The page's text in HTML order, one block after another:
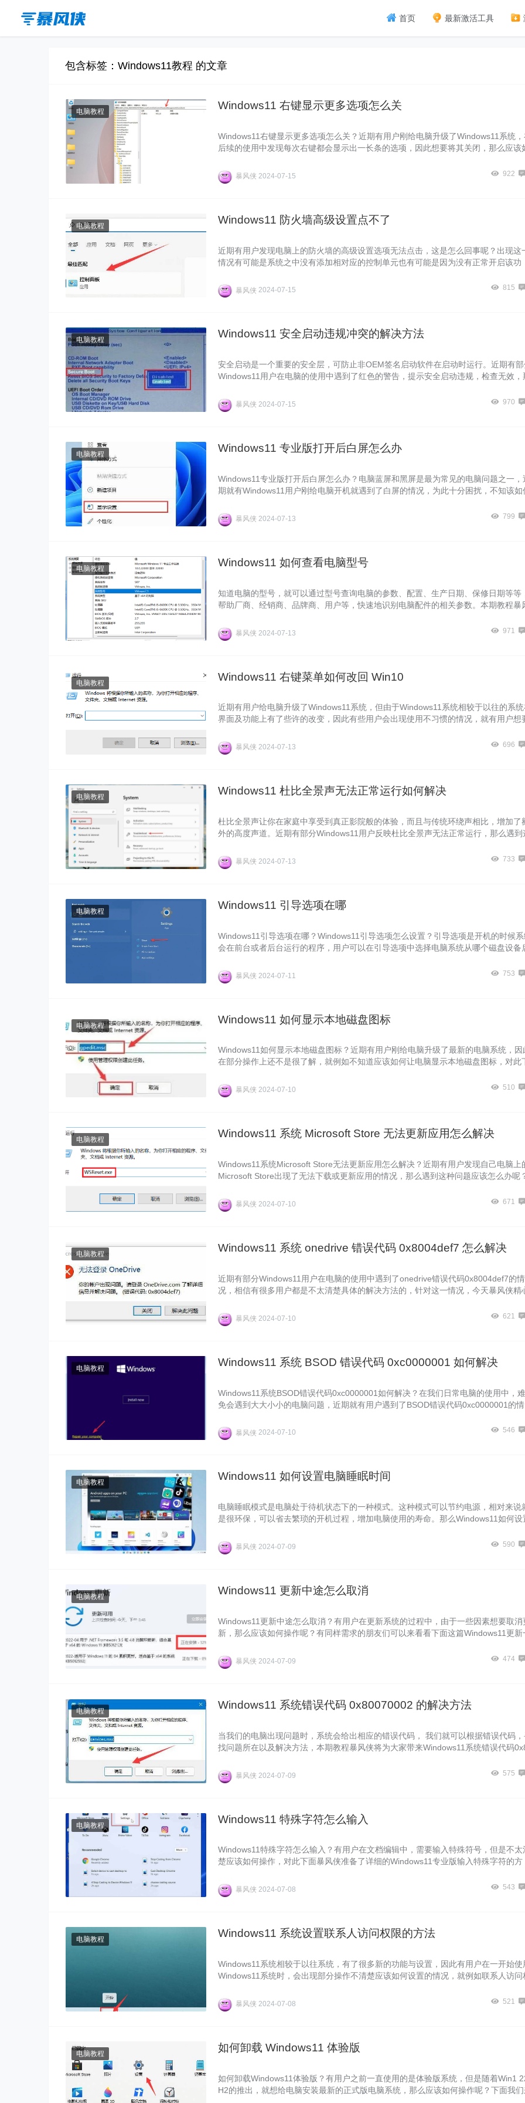
首页 最新激活工具
包含标签：Windows11教程 的文章
电脑教程 Windows11 右键显示更多选项怎么关
Windows11右键显示更多选项怎么关？近期有用户刚给电脑升级了Windows11系统，
后续的使用中发现每次右键都会显示出一长条的选项，因此想要将其关闭，那么应该
吧。
暴风侠 2024-07-15 922
电脑教程 Windows11 防火墙高级设置点不了
近期有用户发现电脑上的防火墙的高级设置选项无法点击，这是怎么回事呢？出现这
情况有可能是系统之中没有添加相对应的控制单元也有可能是因为没有正常开启该功
暴风侠 2024-07-15 815
电脑教程 Windows11 安全启动违规冲突的解决方法
安全启动是一个重要的安全层，可防止非OEM签名启动软件在启动时运行。近期有部
Windows11用户在电脑的使用中遇到了红色的警告，提示安全启动违规，检查无效，
暴风侠 2024-07-15 970
电脑教程 Windows11 专业版打开后白屏怎么办
Windows11专业版打开后白屏怎么办？电脑蓝屏和黑屏是最为常见的电脑问题之一，
期就有Windows11用户刚给电脑开机就遇到了白屏的情况，为此十分困扰，不知该如
暴风侠 2024-07-13 799
电脑教程 Windows11 如何查看电脑型号
知道电脑的型号，就可以通过型号查询电脑的参数、配置、生产日期、保修日期等等
帮助厂商、经销商、品牌商、用户等，快速地识别电脑配件的相关参数。本期教程暴
暴风侠 2024-07-13 971
电脑教程 Windows11 右键菜单如何改回 Win10
近期有用户给电脑升级了Windows11系统，但由于Windows11系统相较于以往的系统
界面及功能上有了些许的改变，因此有些用户会出现使用不习惯的情况，就有用户想
暴风侠 2024-07-13 696
电脑教程 Windows11 杜比全景声无法正常运行如何解决
杜比全景声让你在家庭中享受到真正影院般的体验，而且与传统环绕声相比，增加了
外的高度声道。近期有部分Windows11用户反映杜比全景声无法正常运行，那么遇到
暴风侠 2024-07-13 733
电脑教程 Windows11 引导选项在哪
Windows11引导选项在哪？Windows11引导选项怎么设置？引导选项是开机的时候系
会在前台或者后台运行的程序，用户可以在引导选项中选择电脑系统从哪个磁盘设备
暴风侠 2024-07-11 753
电脑教程 Windows11 如何显示本地磁盘图标
Windows11如何显示本地磁盘图标？近期有用户刚给电脑升级了最新的电脑系统，因
在部分操作上还不是很了解，就例如不知道应该如何让电脑显示本地磁盘图标，对此
暴风侠 2024-07-10 510
电脑教程 Windows11 系统 Microsoft Store 无法更新应用怎么解决
Windows11系统Microsoft Store无法更新应用怎么解决？近期有用户发现自己电脑上
Microsoft Store出现了无法下载或更新应用的情况，那么遇到这种问题应该怎么办呢
暴风侠 2024-07-10 671
电脑教程 Windows11 系统 onedrive 错误代码 0x8004def7 怎么解决
近期有部分Windows11用户在电脑的使用中遇到了onedrive错误代码0x8004def7的情
况，相信有很多用户都是不太清楚具体的解决方法的，针对这一情况，今天暴风侠精
下教程对你有所帮助哦。
暴风侠 2024-07-10 621
电脑教程 Windows11 系统 BSOD 错误代码 0xc0000001 如何解决
Windows11系统BSOD错误代码0xc0000001如何解决？在我们日常电脑的使用中，难
免会遇到大大小小的电脑问题，近期就有用户遇到了BSOD错误代码0xc0000001的情
暴风侠 2024-07-10 546
电脑教程 Windows11 如何设置电脑睡眠时间
电脑睡眠模式是电脑处于待机状态下的一种模式。这种模式可以节约电源，相对来说
是很环保，可以省去繁琐的开机过程，增加电脑使用的寿命。那么Windows11如何设
法吧。
暴风侠 2024-07-09 590
电脑教程 Windows11 更新中途怎么取消
Windows11更新中途怎么取消？有用户在更新系统的过程中，由于一些因素想要取消
新，那么应该如何操作呢？有同样需求的朋友们可以来看看下面这篇Windows11更新
暴风侠 2024-07-09 474
电脑教程 Windows11 系统错误代码 0x80070002 的解决方法
当我们的电脑出现问题时，系统会给出相应的错误代码， 我们就可以根据错误代码
找问题所在以及解决方法，本期教程暴风侠将为大家带来Windows11系统错误代码
暴风侠 2024-07-09 575
电脑教程 Windows11 特殊字符怎么输入
Windows11特殊字符怎么输入？有用户在文档编辑中，需要输入特殊符号，但是不太
楚应该如何操作，对此下面暴风侠准备了详细的Windows11专业版输入特殊字符的方
暴风侠 2024-07-08 543
电脑教程 Windows11 系统设置联系人访问权限的方法
Windows11系统相较于以往系统，有了很多新的功能与设置，因此有用户在一开始使
Windows11系统时，会出现部分操作不清楚应该如何设置的情况，就例如联系人访问
一起来看看吧。
暴风侠 2024-07-08 521
电脑教程 如何卸载 Windows11 体验版
如何卸载Windows11体验版？有用户之前一直使用的是体验版系统，但是随着Win1
H2的推出，就想给电脑安装最新的正式版电脑系统，那么应该如何操作呢？下面我